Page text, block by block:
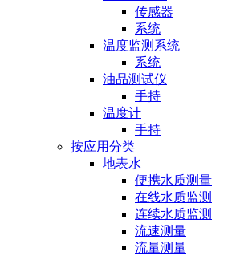
传感器
系统
温度监测系统
系统
油品测试仪
手持
温度计
手持
按应用分类
地表水
便携水质测量
在线水质监测
连续水质监测
流速测量
流量测量